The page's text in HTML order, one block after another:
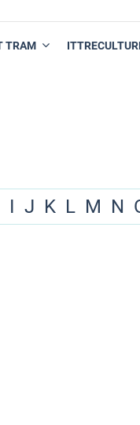
TRAM
I J K L M N